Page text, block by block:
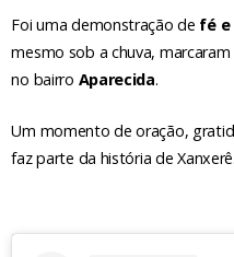
Foi uma demonstração de fé e
mesmo sob a chuva,
no bairro Aparecida.
Um momento de oração,
faz parte da história de Xanxerê.